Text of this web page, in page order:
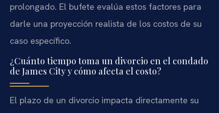
prolongado. El bufete evalúa estos factores para
darle una proyección realista de los costos de su
caso específico.
¿Cuánto tiempo toma un divorcio en el condado
de James City y cómo afecta el costo?
El plazo de un divorcio impacta directamente su